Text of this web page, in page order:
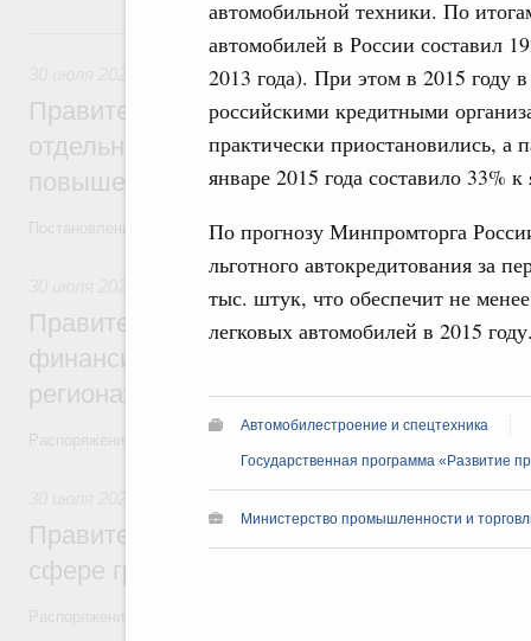
автомобильной техники. По
автомобилей в России составил
2013 года). При этом в 2015 году
российскими кредитными
практически приостановились, а
январе 2015 года составило 33%
По прогнозу Минпромторга
льготного автокредитования за
тыс. штук, что обеспечит не
легковых автомобилей в 2015
Автомобилестроение и спецтехника
Государственная программа «Развитие
Министерство промышленности и
30 июля, четверг
Оборот бензина и дизельного топлива
Правительство ввело новый временный
отдельных видов топлива и утвердило
повышения доступности нефтепродуктов
Постановления от 30 июля 2026 года №952, №953, №954
Правительство выделило
финансирование на поддержку бизнеса
регионах
Правительство профинансирует
сфере гражданской авиации